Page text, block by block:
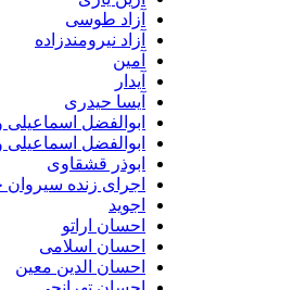
آزاد طوسی
آزاد نیرومندزاده
آمین
آیدار
آیسا حیدری
ابوالفضل اسماعیلی و علی
ابوالفضل اسماعیلی و
ابوذر قشقاوی
اجرای زنده سیروان
اجوید
احسان اراتو
احسان اسلامی
احسان الدین معین